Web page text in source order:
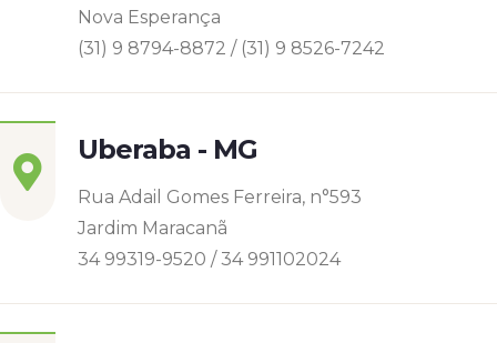
Nova Esperança
(31) 9 8794-8872 / (31) 9 8526-7242
Uberaba - MG
Rua Adail Gomes Ferreira, n°593
Jardim Maracanã
34 99319-9520 / 34 991102024